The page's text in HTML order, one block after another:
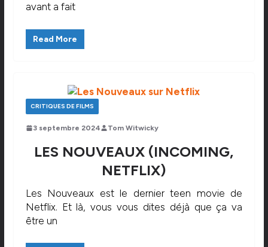
avant a fait
Read More
CRITIQUES DE FILMS
3 septembre 2024 Tom Witwicky
LES NOUVEAUX (INCOMING,
NETFLIX)
Les Nouveaux est le dernier teen movie de
Netflix. Et là, vous vous dites déjà que ça va
être un